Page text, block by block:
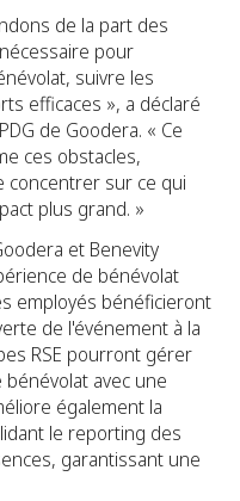
de la part des
pour
suivre les
efficaces », a déclaré
de Goodera. « Ce
ces obstacles,
concentrer sur ce qui
plus grand. »
et Benevity
de bénévolat
employés bénéficieront
de l'événement à la
RSE pourront gérer
avec une
également la
le reporting des
garantissant une